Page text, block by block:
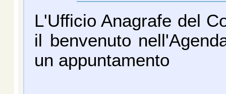
L'Ufficio Anagrafe del
il benvenuto
un appuntamento